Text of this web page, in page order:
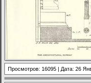
Просмотров: 16095 | Дата: 26